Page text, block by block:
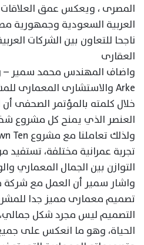
المصرى ، ويعكس عمق العلاقات
العربية السعودية وجمهورية
ناجحا للتعاون بين الشركات
العقارى
واضاف المهندس محمد سمير –
Arke والاستشارى المعمارى للمشروع
خلال كلمته بالمؤتمر الصحفى
العنصر الذي يمنح كل مشروع
تجربة عمرانية مختلفة،
التوازن بين الجمال المعماري
واشار سمير أن العمل مع
تصميم معمارى مميز جدا
التصميم ليس مجرد شكل جمالي،
الحياة، وهو ما انعكس على